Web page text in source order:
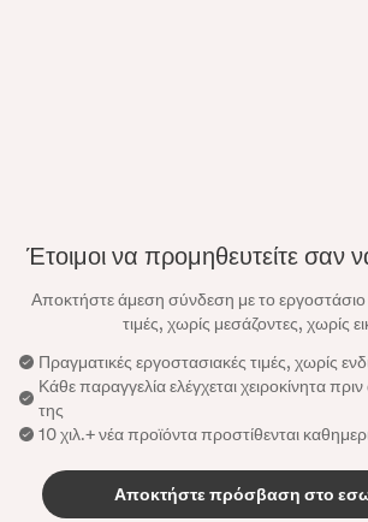
Έτοιμοι να προμηθευτείτε σαν
Αποκτήστε άμεση σύνδεση με το εργοστάσιο
τιμές, χωρίς μεσάζοντες, χωρίς
Πραγματικές εργοστασιακές τιμές, χωρίς
Κάθε παραγγελία ελέγχεται χειροκίνητα
της
10 χιλ.+ νέα προϊόντα προστίθενται
Αποκτήστε πρόσβαση στο